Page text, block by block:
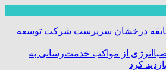
درخشان سرپرست شرکت توسعه
از مواکب خدمت‌رسانی به
کرد